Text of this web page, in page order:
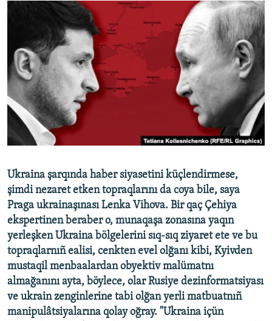
SÜRET
BLOGLAR
FİKİR
Русский
Українською
QOŞULIÑIZ!
RFE/RS bütün saytları
Ukraina şarqında haber siyasetini küçlendirmese,
şimdi nezaret etken topraqlarını da coya bile, saya
Praga ukrainaşınası Lenka Vihova. Bir qaç Çehiya
ekspertinen beraber o, munaqaşa zonasına yaqın
yerleşken Ukraina bölgelerini sıq-sıq ziyaret ete ve bu
topraqlarnıñ ealisi, cenkten evel olğanı kibi, Kyivden
mustaqil menbaalardan obyektiv malümatnı
almağanını ayta, böylece, olar Rusiye dezinformatsiyası
ve ukrain zenginlerine tabi olğan yerli matbuatnıñ
manipulâtsiyalarına qolay oğray. "Ukraina içün